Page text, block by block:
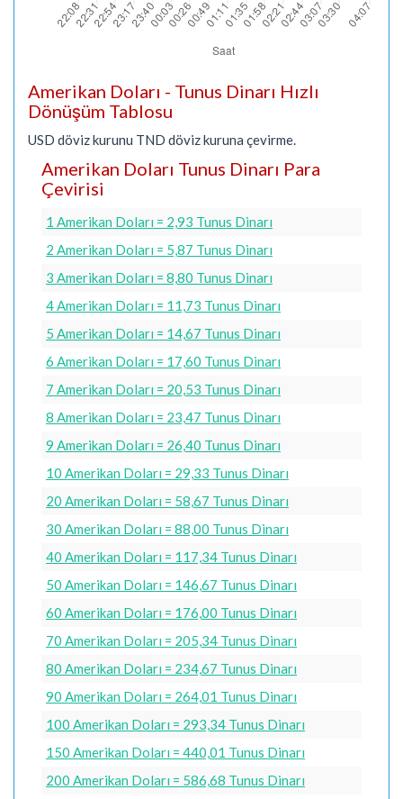
Amerikan Doları - Tunus Dinarı Hızlı
Dönüşüm Tablosu
USD döviz kurunu TND döviz kuruna çevirme.
Amerikan Doları Tunus Dinarı Para
Çevirisi
1 Amerikan Doları = 2,93 Tunus Dinarı
2 Amerikan Doları = 5,87 Tunus Dinarı
3 Amerikan Doları = 8,80 Tunus Dinarı
4 Amerikan Doları = 11,73 Tunus Dinarı
5 Amerikan Doları = 14,67 Tunus Dinarı
6 Amerikan Doları = 17,60 Tunus Dinarı
7 Amerikan Doları = 20,53 Tunus Dinarı
8 Amerikan Doları = 23,47 Tunus Dinarı
9 Amerikan Doları = 26,40 Tunus Dinarı
10 Amerikan Doları = 29,33 Tunus Dinarı
20 Amerikan Doları = 58,67 Tunus Dinarı
30 Amerikan Doları = 88,00 Tunus Dinarı
40 Amerikan Doları = 117,34 Tunus Dinarı
50 Amerikan Doları = 146,67 Tunus Dinarı
60 Amerikan Doları = 176,00 Tunus Dinarı
70 Amerikan Doları = 205,34 Tunus Dinarı
80 Amerikan Doları = 234,67 Tunus Dinarı
90 Amerikan Doları = 264,01 Tunus Dinarı
100 Amerikan Doları = 293,34 Tunus Dinarı
150 Amerikan Doları = 440,01 Tunus Dinarı
200 Amerikan Doları = 586,68 Tunus Dinarı